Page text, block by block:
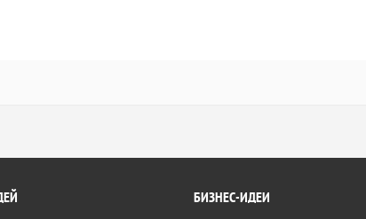
БИЗНЕС-ИДЕИ